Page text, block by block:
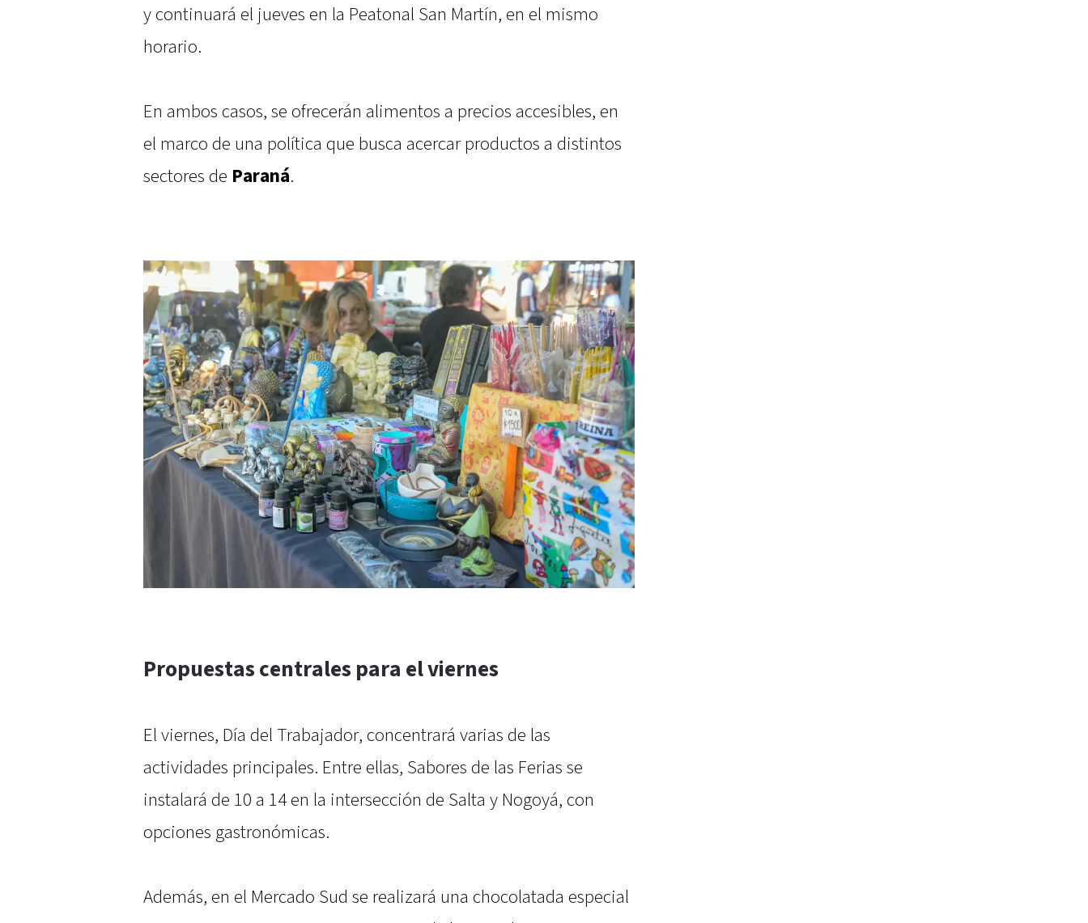
y continuará el jueves en la Peatonal San Martín, en el mismo
horario.
En ambos casos, se ofrecerán alimentos a precios accesibles, en
el marco de una política que busca acercar productos a distintos
sectores de Paraná.
Propuestas centrales para el viernes
El viernes, Día del Trabajador, concentrará varias de las
actividades principales. Entre ellas, Sabores de las Ferias se
instalará de 10 a 14 en la intersección de Salta y Nogoyá, con
opciones gastronómicas.
Además, en el Mercado Sud se realizará una chocolatada especial